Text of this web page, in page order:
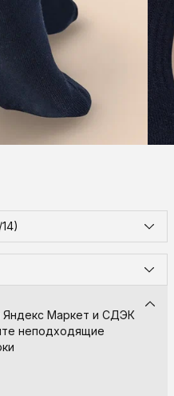
Яндекс Маркет и СДЭК
неподходящие